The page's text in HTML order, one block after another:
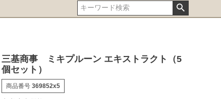
三基商事 ミキプルーン エキストラクト（5
個セット）
商品番号 369852x5